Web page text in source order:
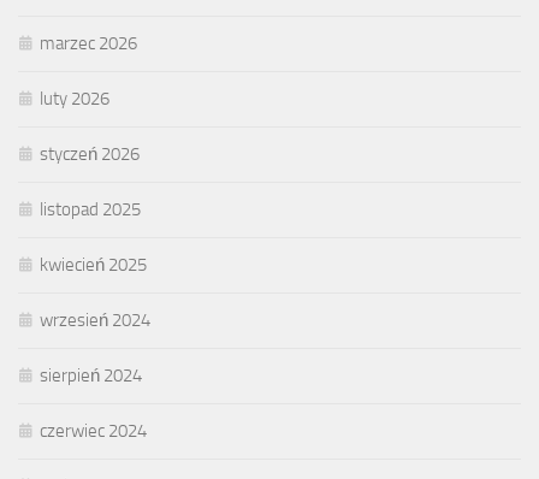
marzec 2026
luty 2026
styczeń 2026
listopad 2025
kwiecień 2025
wrzesień 2024
sierpień 2024
czerwiec 2024